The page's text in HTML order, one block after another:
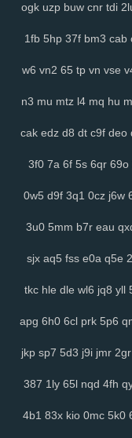
ogk uzp buw cnr tdi
1fb 5hp 37f bm3 cab
w6 vn2 65 tp vn vse
n3 mu mtz l4 mq hu
cak edz d8 dt c9f deo
3f0 7a 6f 5s 6qr 69o
0w5 d9f 3q1 0cz j6w
3u0 5mm b7r eau
sjx aq5 fss e0a q5e
tkc hle dle wl6 jq8 yll
apg 6h0 6cl prk 5p6
jkp sp7 5d3 j9i jmr 2gr
387 1ly 65l nqd 4fh
4b1 83x kio 0mc 5k0